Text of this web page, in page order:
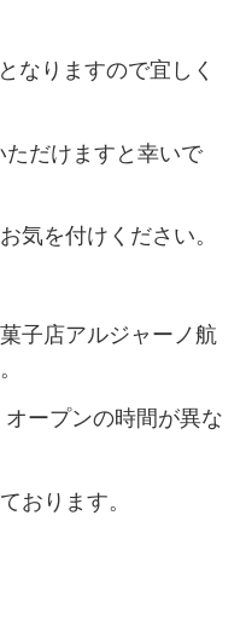
なりますので宜しく
だけますと幸いで
気を付けください。
子店アルジャーノ航
ープンの時間が異な
おります。